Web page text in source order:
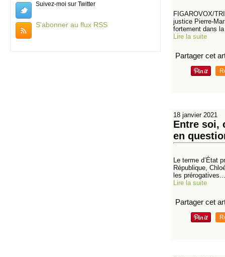
Suivez-moi sur Twitter
S'abonner au flux RSS
FIGAROVOX/
justice Pierre-
fortement dans
Lire la suite
Partager cet
18 janvier 2021
Entre soi,
en
Le terme d’État
République,
les prérogatives...
Lire la suite
Partager cet